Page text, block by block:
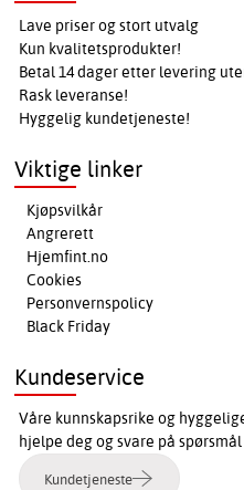
Lave priser og stort utvalg
Kun kvalitetsprodukter!
Betal 14 dager etter levering
Rask leveranse!
Hyggelig kundetjeneste!
Viktige linker
Kjøpsvilkår
Angrerett
Hjemfint.no
Cookies
Personvernspolicy
Black Friday
Kundeservice
Våre kunnskapsrike og
hjelpe deg og svare på
Kundetjeneste